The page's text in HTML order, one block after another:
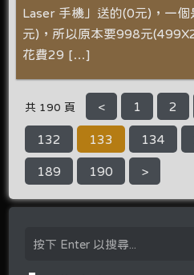
Laser 手機」送的(0元)，一
元)，所以原本要998元
花費29 […]
共 190 頁 < 1 2
132 133 134
189 190 >